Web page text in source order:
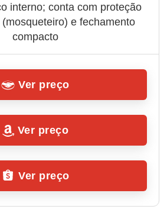
interno; conta com proteção
e fechamento
compacto
Ver preço
Ver preço
Ver preço